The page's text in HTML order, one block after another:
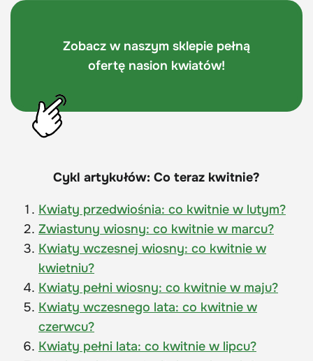
Zobacz w naszym sklepie pełną
ofertę nasion kwiatów!
Cykl artykułów: Co teraz kwitnie?
Kwiaty przedwiośnia: co kwitnie w lutym?
Zwiastuny wiosny: co kwitnie w marcu?
Kwiaty wczesnej wiosny: co kwitnie w
kwietniu?
Kwiaty pełni wiosny: co kwitnie w maju?
Kwiaty wczesnego lata: co kwitnie w
czerwcu?
Kwiaty pełni lata: co kwitnie w lipcu?